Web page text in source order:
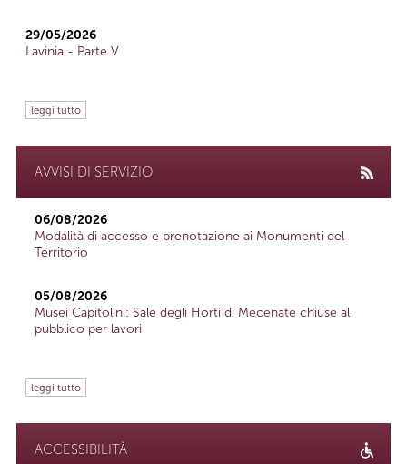
29/05/2026
Lavinia - Parte V
leggi tutto
AVVISI DI SERVIZIO
06/08/2026
Modalità di accesso e prenotazione ai Monumenti del
Territorio
05/08/2026
Musei Capitolini: Sale degli Horti di Mecenate chiuse al
pubblico per lavori
leggi tutto
ACCESSIBILITÀ